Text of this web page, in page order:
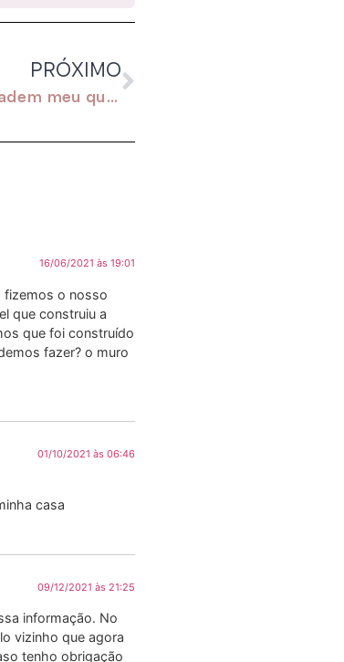
PRÓXIMO
Os pets do vizinho invadem meu quintal. O que fazer?
16/06/2021 às 19:01
fizemos o nosso
que construiu a
que foi construído
fazer? o muro
01/10/2021 às 06:46
casa
09/12/2021 às 21:25
informação. No
vizinho que agora
tenho obrigação